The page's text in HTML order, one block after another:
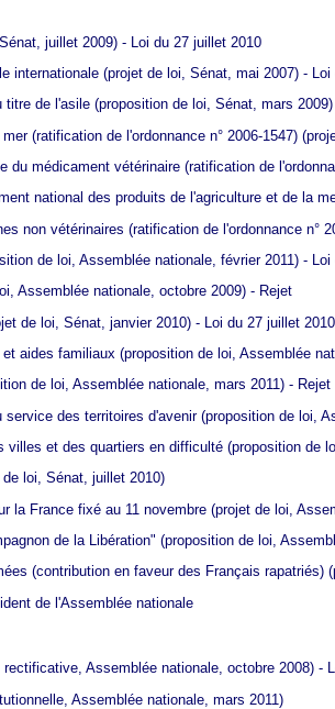
juillet 2009) - Loi du 27 juillet 2010
internationale(projet de loi, Sénat, mai 2007) - Loi
titre de l'asile(proposition de loi, Sénat, mars 2009)
(ratification de l'ordonnance n° 2006-1547)
médicament vétérinaire (ratification de
national des produits de l'agriculture et de la
non vétérinaires (ratification de l'ordonnance n°
de loi, Assemblée nationale, février 2011) - Loi
Assemblée nationale, octobre 2009) - Rejet
de loi, Sénat, janvier 2010) - Loi du 27 juillet 2010
aides familiaux (proposition de loi, Assemblée
de loi, Assemblée nationale, mars 2011) - Rejet
service des territoires d'avenir(proposition de loi,
villes et des quartiers en difficulté(proposition de
loi, Sénat, juillet 2010)
la France fixé au 11 novembre(projet de loi,
de la Libération" (proposition de loi,
(contribution en faveur des Français rapatriés)
de l'Assemblée nationale
Assemblée nationale, octobre 2008) -
Assemblée nationale, mars 2011)